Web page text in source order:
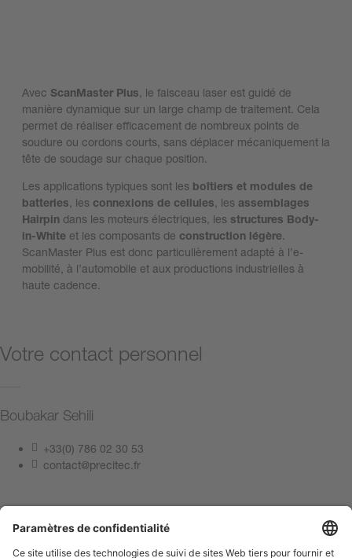
Avec ScanMaster Plus , le faisceau laser est guidé de
manière dynamique sur un large champ de traitement. Cela
permet de réaliser efficacement de nombreux points de
soudure ou cordons courts, sans déplacer mécaniquement la
tête de soudage sur chaque position.
Les applications typiques sont les boîtiers et modules de
batteries , les connexions de cellules , les assemblages
Hairpin dans les moteurs électriques, les structures Body-
in-White et les composants de construction légère
ScanMaster Plus est donc particulièrement adapté à l’e-
mobilité, à l’automobile et aux productions industrielles à
haute cadence.
Votre contact personnel
Boubakar Sehili
+33(0) 786 02 30 53
contact@precitec.fr